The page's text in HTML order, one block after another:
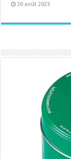
30 août 2023